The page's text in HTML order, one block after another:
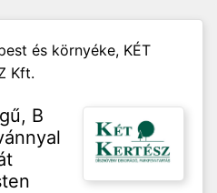
és környéke, KÉT
Kft.
B